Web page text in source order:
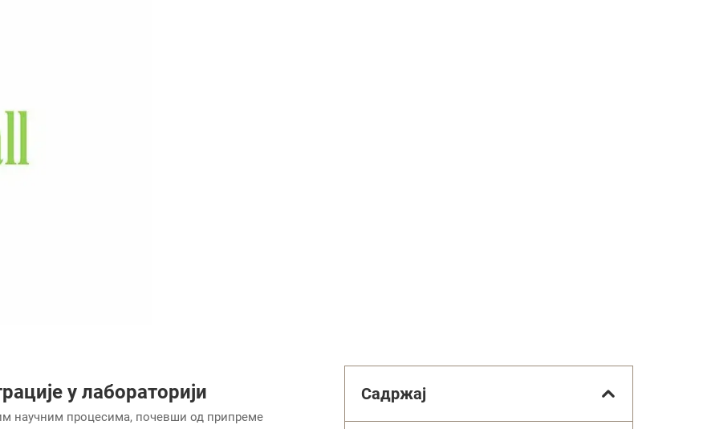
у лабораторији
научним процесима, почевши од припреме
Садржај